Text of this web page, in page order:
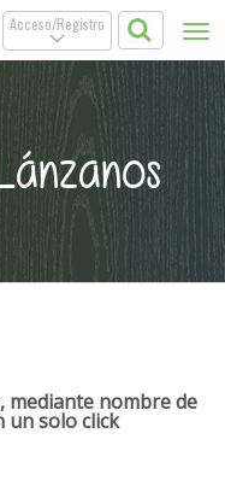
Acceso/Registro
.
mediante nombre de
un solo click